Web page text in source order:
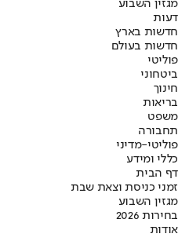
מגזין השבוע
דעות
חדשות בארץ
חדשות בעולם
פוליטי
ביטחוני
חינוך
בריאות
משפט
תחבורה
פוליטי-מדיני
כללי ומידע
דף הבית
זמני כניסת וצאת שבת
מגזין השבוע
בחירות 2026
אודות